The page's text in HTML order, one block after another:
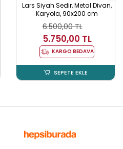
Lars Siyah Sedir, Metal Divan,
Karyola, 90x200 cm
6.500,00 TL
5.750,00 TL
KARGO BEDAVA
SEPETE EKLE